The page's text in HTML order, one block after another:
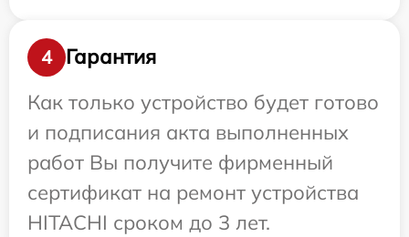
4
Гарантия
Как только устройство будет готово
и подписания акта выполненных
работ Вы получите фирменный
сертификат на ремонт устройства
HITACHI сроком до 3 лет.